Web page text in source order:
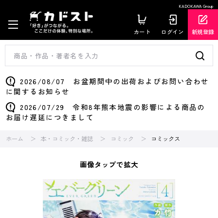
KADOKAWA Group
カート ログイン 新規登録
2026/08/07 お盆期間中の出荷およびお問い合わせ
に関するお知らせ
2026/07/29 令和8年熊本地震の影響による商品の
お届け遅延につきまして
ホーム 本・コミック・雑誌 コミック コミックス
画像タップで拡大